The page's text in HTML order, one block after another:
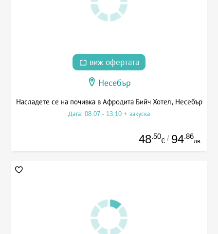
виж офертата
Несебър
Насладете се на почивка в Афродита Бийч Хотел, Несебър
Дата: 08.07 - 13.10 + закуска
48.50
€ / 94.86
лв.